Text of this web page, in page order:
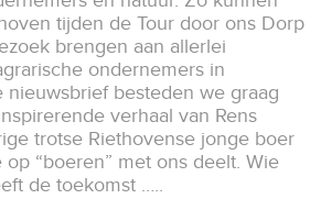
tijden de Tour door ons Dorp
brengen aan allerlei
ondernemers in
nieuwsbrief besteden we graag
verhaal van Rens
trotse Riethovense jonge boer
op “boeren” met ons deelt. Wie
de toekomst …..